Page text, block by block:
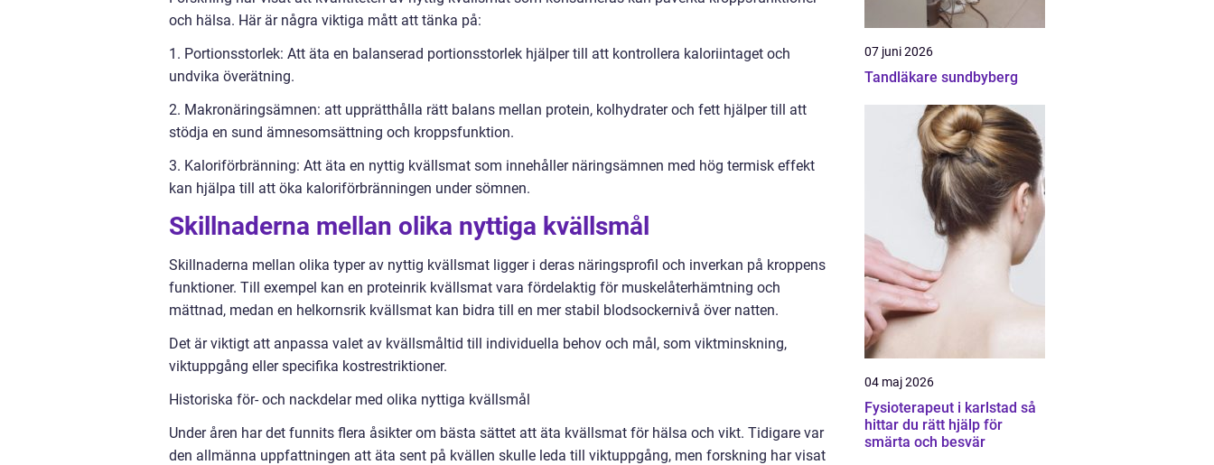
och hälsa. Här är några viktiga mått att tänka på:
1. Portionsstorlek: Att äta en balanserad portionsstorlek hjälper till att kontrollera kaloriintaget och
undvika överätning.
2. Makronäringsämnen: att upprätthålla rätt balans mellan protein, kolhydrater och fett hjälper till att
stödja en sund ämnesomsättning och kroppsfunktion.
3. Kaloriförbränning: Att äta en nyttig kvällsmat som innehåller näringsämnen med hög termisk effekt
kan hjälpa till att öka kaloriförbränningen under sömnen.
Skillnaderna mellan olika nyttiga kvällsmål
Skillnaderna mellan olika typer av nyttig kvällsmat ligger i deras näringsprofil och inverkan på kroppens
funktioner. Till exempel kan en proteinrik kvällsmat vara fördelaktig för muskelåterhämtning och
mättnad, medan en helkornsrik kvällsmat kan bidra till en mer stabil blodsockernivå över natten.
Det är viktigt att anpassa valet av kvällsmåltid till individuella behov och mål, som viktminskning,
viktuppgång eller specifika kostrestriktioner.
Historiska för- och nackdelar med olika nyttiga kvällsmål
Under åren har det funnits flera åsikter om bästa sättet att äta kvällsmat för hälsa och vikt. Tidigare var
den allmänna uppfattningen att äta sent på kvällen skulle leda till viktuppgång, men forskning har visat
07 juni 2026
Tandläkare sundbyberg
04 maj 2026
Fysioterapeut i karlstad så
hittar du rätt hjälp för
smärta och besvär